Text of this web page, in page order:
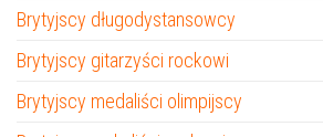
Brytyjscy długodystansowcy
Brytyjscy gitarzyści rockowi
Brytyjscy medaliści olimpijscy